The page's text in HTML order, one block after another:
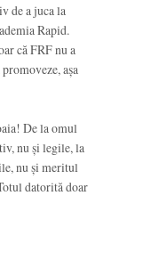
de a juca la
Rapid.
că FRF nu a
așa
De la omul
nu și legile, la
nu și meritul
datorită doar